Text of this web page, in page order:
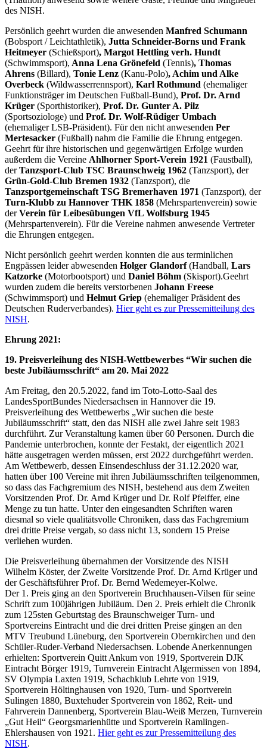
des NISH.
Persönlich geehrt wurden die anwesenden Manfred Schumann
(Bobsport / Leichtathletik), Jutta Schneider-Borns und Frank
Heitmeyer (Schießsport), Margot Hettling verh. Hundt
(Schwimmsport), Anna Lena Grönefeld (Tennis), Thomas
Ahrens (Billard), Tonie Lenz (Kanu-Polo), Achim und Alke
Overbeck (Wildwasserrennsport), Karl Rothmund (ehemaliger
Funktionsträger im Deutschen Fußball-Bund), Prof. Dr. Arnd
Krüger (Sporthistoriker), Prof. Dr. Gunter A. Pilz
(Sportsoziologe) und Prof. Dr. Wolf-Rüdiger Umbach
(ehemaliger LSB-Präsident). Für den nicht anwesenden Per
Mertesacker (Fußball) nahm die Familie die Ehrung entgegen.
Geehrt für ihre historischen und gegenwärtigen Erfolge wurden
außerdem die Vereine Ahlhorner Sport-Verein 1921 (Faustball),
derTanzsport-Club TSC Braunschweig 1962 (Tanzsport), der
Grün-Gold-Club Bremen 1932 (Tanzsport), die
Tanzsportgemeinschaft TSG Bremerhaven 1971 (Tanzsport), der
Turn-Klubb zu Hannover THK 1858 (Mehrspartenverein) sowie
derVerein für Leibesübungen VfL Wolfsburg 1945
(Mehrspartenverein). Für die Vereine nahmen anwesende Vertreter
die Ehrungen entgegen.
Nicht persönlich geehrt werden konnten die aus terminlichen
Engpässen leider abwesenden Holger Glandorf(Handball, Lars
Katzorke (Motorbootsport) und Daniel Böhm (Skisport).Geehrt
wurden zudem die bereits verstorbenen Johann Freese
(Schwimmsport) und Helmut Griep (ehemaliger Präsident des
Deutschen Ruderverbandes). Hier geht es zur Pressemitteilung des
NISH.
Ehrung 2021:
19. Preisverleihung des NISH-Wettbewerbes “Wir suchen die
beste Jubiläumsschrift“ am 20. Mai 2022
Am Freitag, den 20.5.2022, fand im Toto-Lotto-Saal des
LandesSportBundes Niedersachsen in Hannover die 19.
Preisverleihung des Wettbewerbs „Wir suchen die beste
Jubiläumsschrift“ statt, den das NISH alle zwei Jahre seit 1983
durchführt. Zur Veranstaltung kamen über 60 Personen. Durch die
Pandemie unterbrochen, konnte der Festakt, der eigentlich 2021
hätte ausgetragen werden müssen, erst 2022 durchgeführt werden.
Am Wettbewerb, dessen Einsendeschluss der 31.12.2020 war,
hatten über 100 Vereine mit ihren Jubiläumsschriften teilgenommen,
so dass das Fachgremium des NISH, bestehend aus dem Zweiten
Vorsitzenden Prof. Dr. Arnd Krüger und Dr. Rolf Pfeiffer, eine
Menge zu tun hatte. Unter den eingesandten Schriften waren
diesmal so viele qualitätsvolle Chroniken, dass das Fachgremium
drei dritte Preise vergab, so dass nicht 13, sondern 15 Preise
verliehen wurden.
Die Preisverleihung übernahmen der Vorsitzende des NISH
Wilhelm Köster, der Zweite Vorsitzende Prof. Dr. Arnd Krüger und
der Geschäftsführer Prof. Dr. Bernd Wedemeyer-Kolwe.
Der 1. Preis ging an den Sportverein Bruchhausen-Vilsen für seine
Schrift zum 100jährigen Jubiläum. Den 2. Preis erhielt die Chronik
zum 125sten Geburtstag des Braunschweiger Turn- und
Sportvereins Eintracht und die drei dritten Preise gingen an den
MTV Treubund Lüneburg, den Sportverein Obernkirchen und den
Schüler-Ruder-Verband Niedersachsen. Lobende Anerkennungen
erhielten: Sportverein Quitt Ankum von 1919, Sportverein DJK
Eintracht Börger 1919, Turnverein Eintracht Algermissen von 1894,
SV Olympia Laxten 1919, Schachklub Lehrte von 1919,
Sportverein Höltinghausen von 1920, Turn- und Sportverein
Sulingen 1880, Buxtehuder Sportverein von 1862, Reit- und
Fahrverein Dannenberg, Sportverein Blau-Weiß Merzen, Turnverein
„Gut Heil“ Georgsmarienhütte und Sportverein Ramlingen-
Ehlershausen von 1921. Hier geht es zur Pressemitteilung des
NISH.